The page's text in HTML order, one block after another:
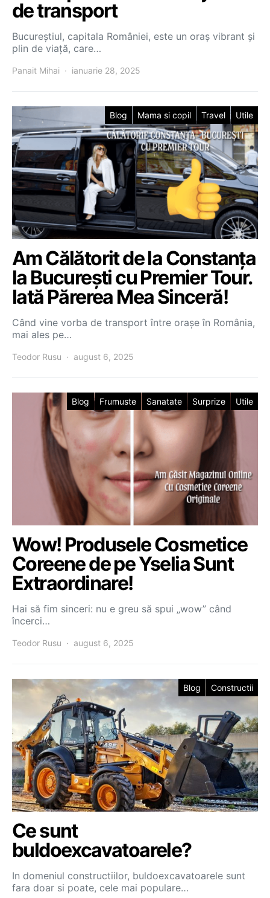
de transport
Bucureștiul, capitala României, este un oraș vibrant și
plin de viață, care…
Panait Mihai ianuarie 28, 2025
Blog Mama si copil Travel Utile
Am Călătorit de la Constanța
la București cu Premier Tour.
Iată Părerea Mea Sinceră!
Când vine vorba de transport între orașe în România,
mai ales pe…
Teodor Rusu august 6, 2025
Blog Frumuste Sanatate Surprize Utile
Wow! Produsele Cosmetice
Coreene de pe Yselia Sunt
Extraordinare!
Hai să fim sinceri: nu e greu să spui „wow” când
încerci…
Teodor Rusu august 6, 2025
Blog Constructii
Ce sunt
buldoexcavatoarele?
In domeniul constructiilor, buldoexcavatoarele sunt
fara doar si poate, cele mai populare…